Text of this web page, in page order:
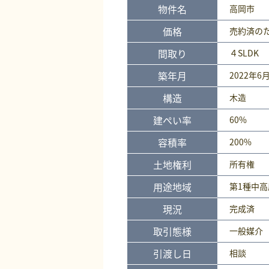
物件名 高岡市
価格 売約済の
間取り ４SLDK
築年月 2022年6
構造 木造
建ぺい率 60%
容積率 200%
土地権利 所有権
用途地域 第1種中
現況 完成済
取引態様 一般媒介
引渡し日 相談